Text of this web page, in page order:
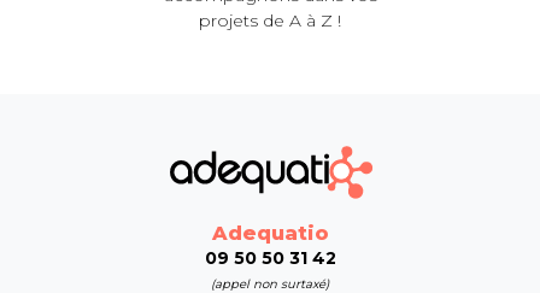
projets de A à Z !
Adequatio
09 50 50 31 42
(appel non surtaxé)